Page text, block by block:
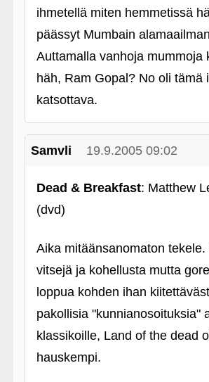
ihmetellä miten hemmetissä
päässyt Mumbain
Auttamalla vanhoja mummoja
häh, Ram Gopal? No oli tämä
katsottava.
Samvli 19.9.2005 09:02
Dead & Breakfast: Matthew
(dvd)
Aika mitäänsanomaton tekele.
vitsejä ja kohellusta mutta
loppua kohden ihan
pakollisia "kunnianosoituksia"
klassikoille, Land of the dead
hauskempi.